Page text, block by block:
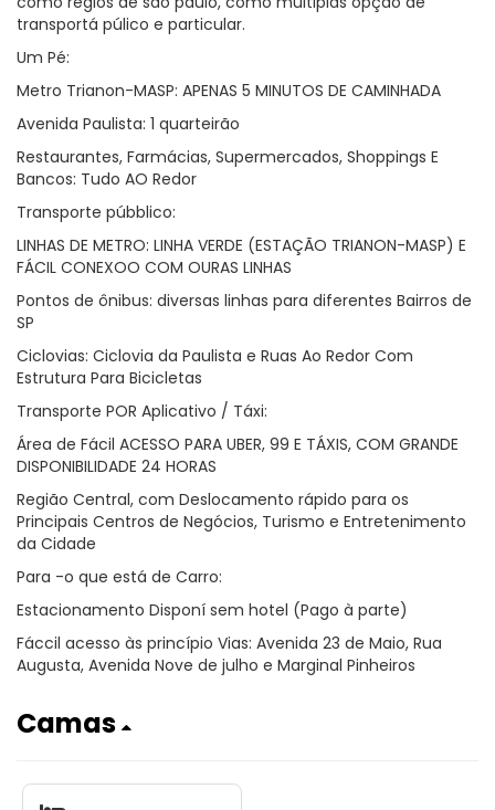
transportá púlico e particular.
Um Pé:
Metro Trianon-MASP: APENAS 5 MINUTOS DE CAMINHADA
Avenida Paulista: 1 quarteirão
Restaurantes, Farmácias, Supermercados, Shoppings E
Bancos: Tudo AO Redor
Transporte púbblico:
LINHAS DE METRO: LINHA VERDE (ESTAÇÃO TRIANON-MASP) E
FÁCIL CONEXOO COM OURAS LINHAS
Pontos de ônibus: diversas linhas para diferentes Bairros de
SP
Ciclovias: Ciclovia da Paulista e Ruas Ao Redor Com
Estrutura Para Bicicletas
Transporte POR Aplicativo / Táxi:
Área de Fácil ACESSO PARA UBER, 99 E TÁXIS, COM GRANDE
DISPONIBILIDADE 24 HORAS
Região Central, com Deslocamento rápido para os
Principais Centros de Negócios, Turismo e Entretenimento
da Cidade
Para -o que está de Carro:
Estacionamento Disponí sem hotel (Pago à parte)
Fáccil acesso às princípio Vias: Avenida 23 de Maio, Rua
Augusta, Avenida Nove de julho e Marginal Pinheiros
Camas